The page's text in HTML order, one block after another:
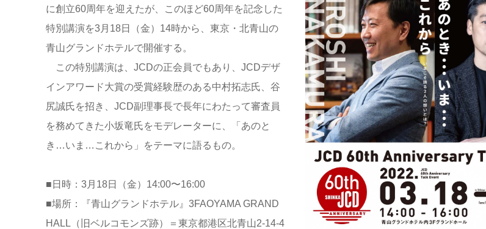
に創立60周年を迎えたが、このほど60周年を記念した
特別講演を3月18日（金）14時から、東京・北青山の
青山グランドホテルで開催する。
この特別講演は、JCDの正会員でもあり、JCDデザ
インアワード大賞の受賞経験歴のある中村拓志氏、谷
尻誠氏を招き、JCD副理事長で長年にわたって審査員
を務めてきた小坂竜氏をモデレーターに、「あのと
き…いま…これから」をテーマに語るもの。
■日時：3月18日（金）14:00〜16:00
■場所：『青山グランドホテル』3FAOYAMA GRAND
HALL（旧ベルコモンズ跡）＝東京都港区北青山2-14-4